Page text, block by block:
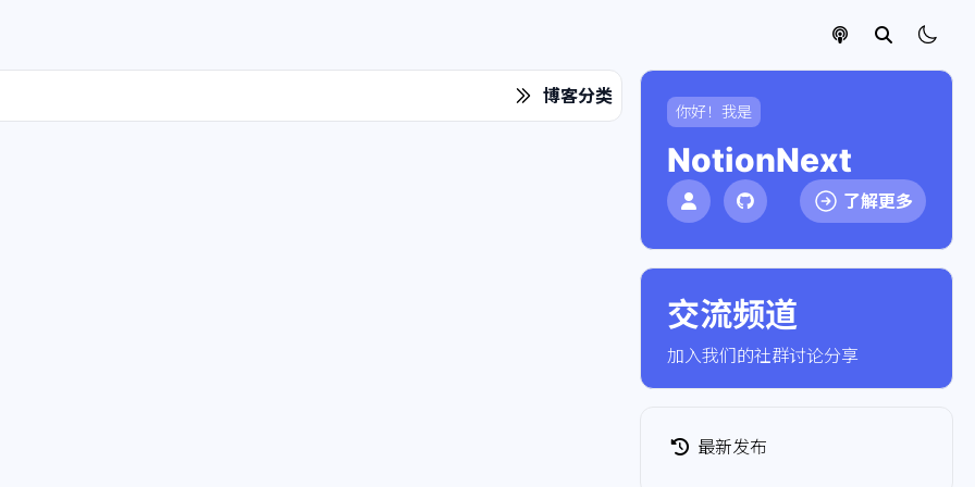
博客分类
你好！我是
NotionNext
了解更多
交流频道
加入我们的社群讨论分享
点击加入社群
最新发布